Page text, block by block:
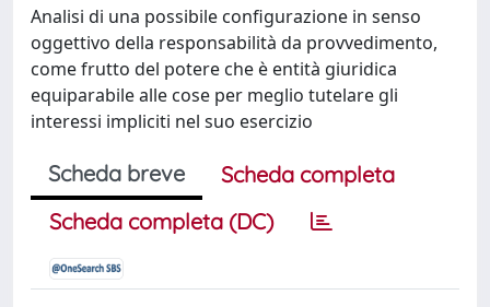
Analisi di una possibile configurazione in senso
oggettivo della responsabilità da provvedimento,
come frutto del potere che è entità giuridica
equiparabile alle cose per meglio tutelare gli
interessi impliciti nel suo esercizio
Scheda breve
Scheda completa
Scheda completa (DC)